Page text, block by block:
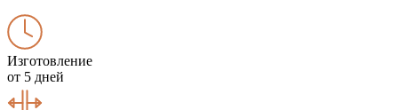
Изготовление
от 5 дней